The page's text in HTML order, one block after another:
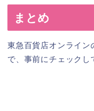
まとめ
東急百貨店オンライ
で、事前にチェックし